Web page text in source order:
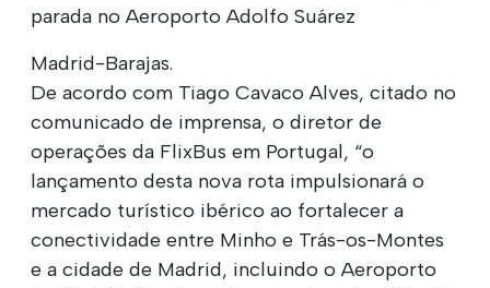
parada no Aeroporto Adolfo Suárez
Madrid-Barajas.
De acordo com Tiago Cavaco Alves, citado no
comunicado de imprensa, o diretor de
operações da FlixBus em Portugal, “o
lançamento desta nova rota impulsionará o
mercado turístico ibérico ao fortalecer a
conectividade entre Minho e Trás-os-Montes
e a cidade de Madrid, incluindo o Aeroporto